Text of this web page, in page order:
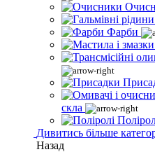
Фарби
скла
Дивитись більше
Назад